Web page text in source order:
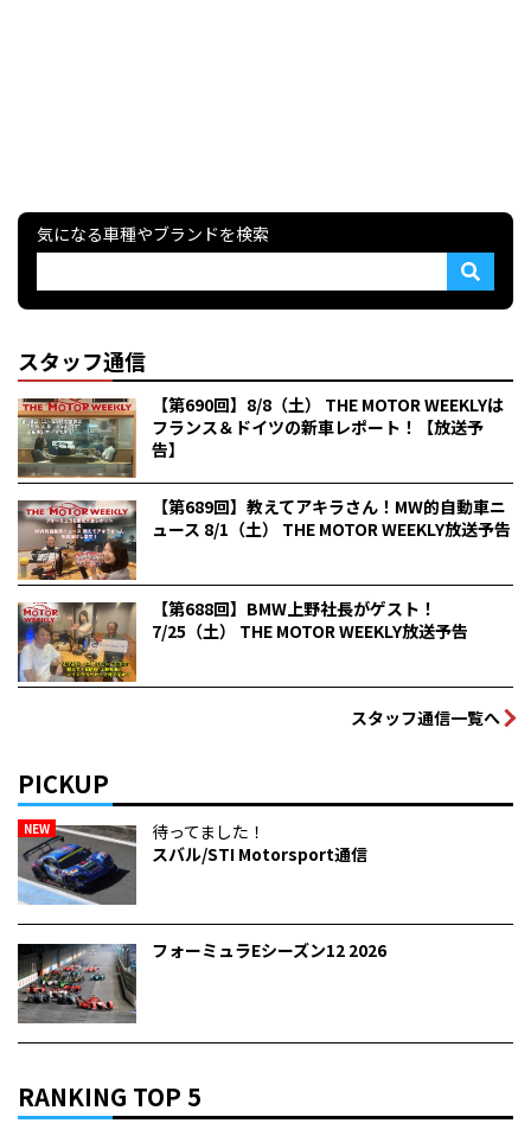
気になる車種やブランドを検索
スタッフ通信
【第690回】8/8（土） THE MOTOR WEEKLYは
フランス＆ドイツの新車レポート！【放送予
告】
【第689回】教えてアキラさん！MW的自動車ニ
ュース 8/1（土） THE MOTOR WEEKLY放送予告
【第688回】BMW上野社長がゲスト！
7/25（土） THE MOTOR WEEKLY放送予告
スタッフ通信一覧へ
PICKUP
NEW
待ってました！
スバル/STI Motorsport通信
フォーミュラEシーズン12 2026
RANKING TOP 5